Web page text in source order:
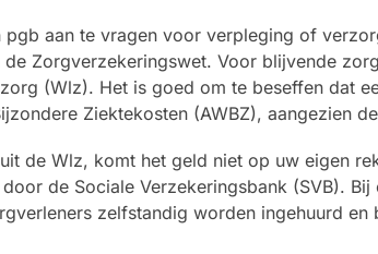
pgb aan te vragen voor verpleging of
Zorgverzekeringswet. Voor blijvende
(Wlz). Het is goed om te beseffen dat
Ziektekosten (AWBZ), aangezien
de Wlz, komt het geld niet op uw eigen
de Sociale Verzekeringsbank (SVB).
zelfstandig worden ingehuurd en